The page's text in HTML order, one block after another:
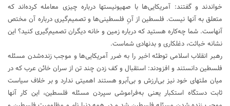
خواندند و گفتند: آمریکایی‌ها با صهیونیستها درباره چیزی معامله کرده‌اند که
متعلق به آنها نیست. فلسطین از آنِ فلسطینی‌ها و تصمیم‌گیری درباره آن مختص
آنهاست. شما چه‌کاره هستید که درباره زمین و خانه دیگران تصمیم‌گیری کنید؟ این
نشانه خباثت، دغلکاری و بدنهادی شماست.
رهبر انقلاب اسلامی توطئه اخیر را به ضرر آمریکایی‌ها و موجب زنده‌شدن مسئله
فلسطین دانستند و افزودند: استقبال و کف زدن چند تن از سران خائن عرب که در
میان ملتهای خود نیز بی‌ارزش و بی‌آبرو هستند اهمیتی ندارد و بر خلاف سیاست
ثابت دستگاه استکبار یعنی به‌فراموشی سپردن مسئله فلسطین، این کار آنها